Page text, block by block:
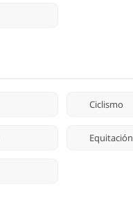
Ciclismo
Equitación